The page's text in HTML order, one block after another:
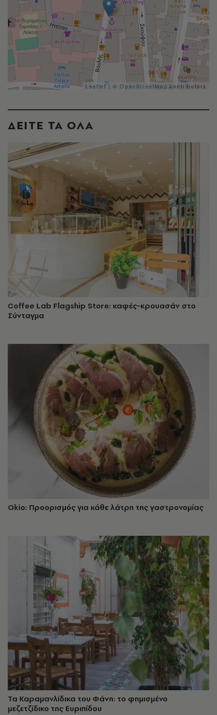
Leaflet| ©OpenStreetMapcontributors
ΔΕΙΤΕ ΤΑ ΟΛΑ
Coffee Lab Flagship Store: καφές-κρουασάν στο
Σύνταγμα
Okio: Προορισμός για κάθε λάτρη της γαστρονομίας
Τα Καραμανλίδικα του Φάνη: το φημισμένο
μεζετζίδικο της Ευριπίδου